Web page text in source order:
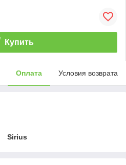
Купить
Оплата Условия возврата
Sirius